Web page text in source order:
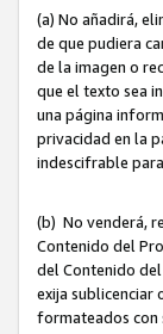
(a) No añadirá,
de que pudiera
de la imagen o
que el texto sea
una página
privacidad en la
indescifrable
(b) No venderá,
Contenido del
del Contenido
exija sublicenciar
formateados con